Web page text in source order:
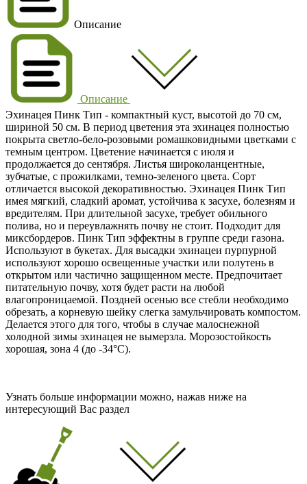
Описание
Описание
Эхинацея Пинк Тип - компактный куст, высотой до 70 см,
шириной 50 см. В период цветения эта эхинацея полностью
покрыта светло-бело-розовыми ромашковидными цветками с
темным центром. Цветение начинается с июля и
продолжается до сентября. Листья широколанцентные,
зубчатые, с прожилками, темно-зеленого цвета. Сорт
отличается высокой декоративностью. Эхинацея Пинк Тип
имея мягкий, сладкий аромат, устойчива к засухе, болезням и
вредителям. При длительной засухе, требует обильного
полива, но и переувлажнять почву не стоит. Подходит для
миксбордеров. Пинк Тип эффектны в группе среди газона.
Используют в букетах. Для высадки эхинацеи пурпурной
используют хорошо освещенные участки или полутень в
открытом или частично защищенном месте. Предпочитает
питательную почву, хотя будет расти на любой
влагопроницаемой. Поздней осенью все стебли необходимо
обрезать, а корневую шейку слегка замульчировать компостом.
Делается этого для того, чтобы в случае малоснежной
холодной зимы эхинацея не вымерзла. Морозостойкость
хорошая, зона 4 (до -34°С).
Узнать больше информации можно, нажав ниже на
интересующий Вас раздел